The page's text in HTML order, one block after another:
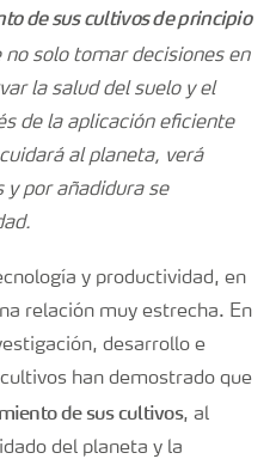
de sus cultivos de principio
solo tomar decisiones en
la salud del suelo y el
de la aplicación eficiente
al planeta, verá
y por añadidura se
y productividad, en
relación muy estrecha. En
desarrollo e
han demostrado que
de sus cultivos, al
del planeta y la